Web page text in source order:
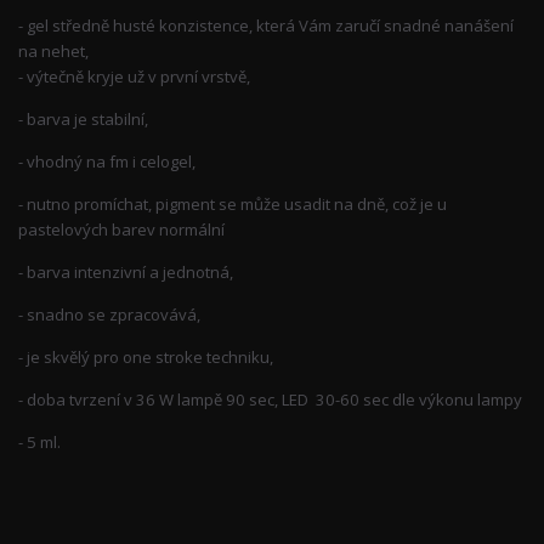
- gel středně husté konzistence, která Vám zaručí snadné nanášení
na nehet,
- výtečně kryje už v první vrstvě,
- barva je stabilní,
- vhodný na fm i celogel,
- nutno promíchat, pigment se může usadit na dně, což je u
pastelových barev normální
- barva intenzivní a jednotná,
- snadno se zpracovává,
- je skvělý pro one stroke techniku,
- doba tvrzení v 36 W lampě 90 sec, LED 30-60 sec dle výkonu lampy
- 5 ml.